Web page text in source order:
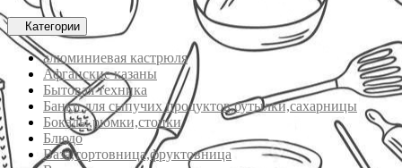
Категории
алюминиевая кастрюля
Афганские казаны
Бытовая техника
Банки для сыпучих продуктов,бутылки,сахарницы
Бокалы,рюмки,стопки
Блюдо
Ваза,тортовница,фруктовница